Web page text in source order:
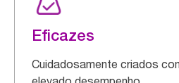
Eficazes
Cuidadosamente criados